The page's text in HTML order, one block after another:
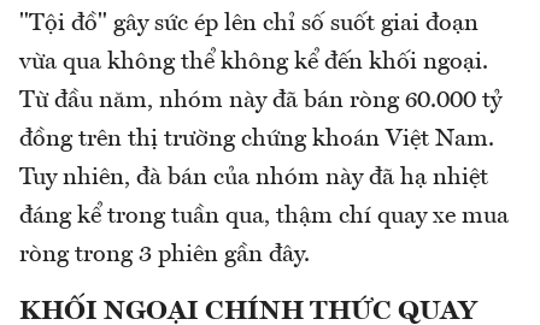
"Tội đồ" gây sức ép lên chỉ số suốt giai đoạn
vừa qua không thể không kể đến khối ngoại.
Từ đầu năm, nhóm này đã bán ròng 60.000 tỷ
đồng trên thị trường chứng khoán Việt Nam.
Tuy nhiên, đà bán của nhóm này đã hạ nhiệt
đáng kể trong tuần qua, thậm chí quay xe mua
ròng trong 3 phiên gần đây.
KHỐI NGOẠI CHÍNH THỨC QUAY